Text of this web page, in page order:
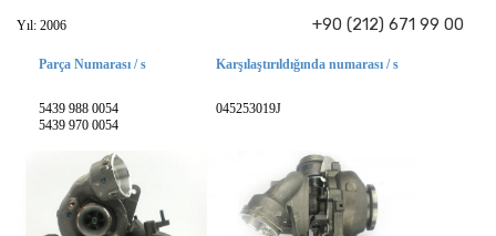
Yıl: 2006 +90 (212) 671 99 00
Parça Numarası / s
5439 988 0054
5439 970 0054
Karşılaştırıldığında numarası / s
045253019J